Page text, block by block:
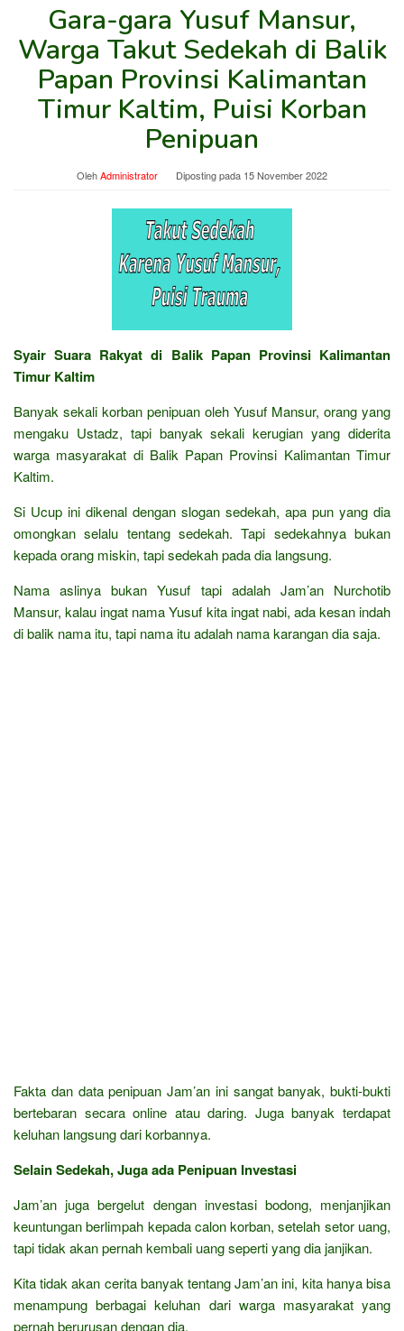
Gara-gara Yusuf Mansur,
Warga Takut Sedekah di Balik
Papan Provinsi Kalimantan
Timur Kaltim, Puisi Korban
Penipuan
OlehAdministrator Diposting pada 15 November 2022
Syair Suara Rakyat di Balik Papan Provinsi Kalimantan
Timur Kaltim
Banyak sekali korban penipuan oleh Yusuf Mansur, orang yang
mengaku Ustadz, tapi banyak sekali kerugian yang diderita
warga masyarakat di Balik Papan Provinsi Kalimantan Timur
Kaltim.
Si Ucup ini dikenal dengan slogan sedekah, apa pun yang dia
omongkan selalu tentang sedekah. Tapi sedekahnya bukan
kepada orang miskin, tapi sedekah pada dia langsung.
Nama aslinya bukan Yusuf tapi adalah Jam’an Nurchotib
Mansur, kalau ingat nama Yusuf kita ingat nabi, ada kesan indah
di balik nama itu, tapi nama itu adalah nama karangan dia saja.
Fakta dan data penipuan Jam’an ini sangat banyak, bukti-bukti
bertebaran secara online atau daring. Juga banyak terdapat
keluhan langsung dari korbannya.
Selain Sedekah, Juga ada Penipuan Investasi
Jam’an juga bergelut dengan investasi bodong, menjanjikan
keuntungan berlimpah kepada calon korban, setelah setor uang,
tapi tidak akan pernah kembali uang seperti yang dia janjikan.
Kita tidak akan cerita banyak tentang Jam’an ini, kita hanya bisa
menampung berbagai keluhan dari warga masyarakat yang
pernah berurusan dengan dia.